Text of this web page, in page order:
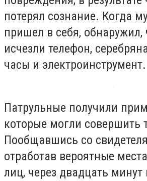
потерял сознание. Когда
пришел в себя, обнаружил,
исчезли телефон,
часы и электроинструмент.
Патрульные получили
которые могли совершить
Пообщавшись со
отработав вероятные
лиц, через двадцать минут